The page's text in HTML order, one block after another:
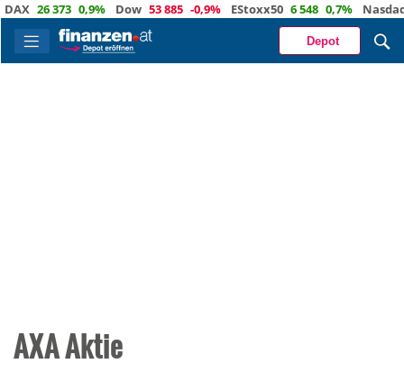
26 373 0,9% Dow 53 885 -0,9% EStoxx50 6 548 0,7% Nasdaq 29
Depot
AXA Aktie